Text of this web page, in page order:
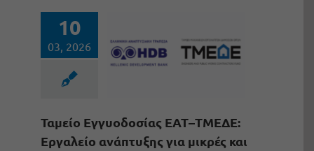
10
03, 2026
Ταμείο Εγγυοδοσίας ΕΑΤ–ΤΜΕΔΕ:
Εργαλείο ανάπτυξης για μικρές και